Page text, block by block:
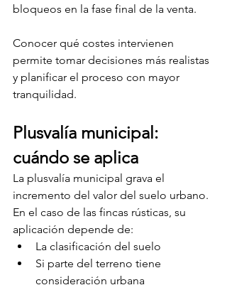
bloqueos en la fase final de la venta.
Conocer qué costes intervienen
permite tomar decisiones más realistas
y planificar el proceso con mayor
tranquilidad.
Plusvalía municipal:
cuándo se aplica
La plusvalía municipal grava el
incremento del valor del suelo urbano.
En el caso de las fincas rústicas, su
aplicación depende de:
La clasificación del suelo
Si parte del terreno tiene
consideración urbana